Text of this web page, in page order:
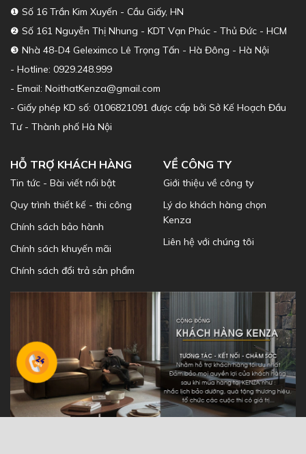
❶ Số 16 Trần Kim Xuyến - Cầu Giấy, HN
❷ Số 161 Nguyễn Thị Nhung - KDT Vạn Phúc - Thủ Đức - HCM
❸ Nhà 48-D4 Geleximco Lê Trọng Tấn - Hà Đông - Hà Nội
- Hotline: 0929.248.999
- Email: NoithatKenza@gmail.com
- Giấy phép KD số: 0106821091 được cấp bởi Sở Kế Hoạch Đầu
Tư - Thành phố Hà Nội
HỖ TRỢ KHÁCH HÀNG
Tin tức - Bài viết nổi bật
Quy trình thiết kế - thi công
Chính sách bảo hành
Chính sách khuyến mãi
Chính sách đổi trả sản phẩm
VỀ CÔNG TY
Giới thiệu về công ty
Lý do khách hàng chọn
Kenza
Liên hệ với chúng tôi